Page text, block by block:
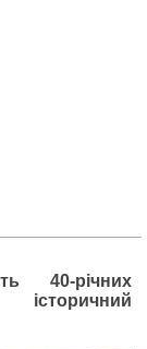
40-річних
історичний